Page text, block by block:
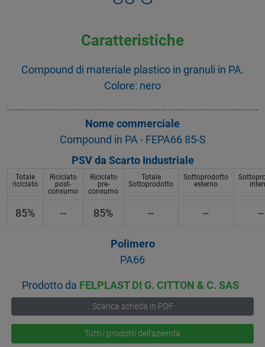
Caratteristiche
Compound di materiale plastico in granuli in PA.
Colore: nero
Nome commerciale
Compound in PA - FEPA66 85-S
PSV da Scarto Industriale
Totale
riciclato
Riciclato
post-
consumo
Riciclato
pre-
consumo
Totale
Sottoprodotto
Sottoprodotto
esterno
85% -- 85% -- -- --
Polimero
PA66
Prodotto da FELPLAST DI G. CITTON & C. SAS
Scarica scheda in PDF
Tutti i prodotti dell'azienda